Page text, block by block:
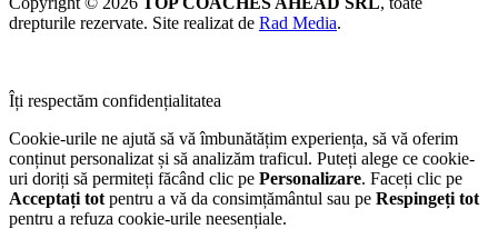
drepturile rezervate. Site realizat de Rad Media.
Îți respectăm confidențialitatea
Cookie-urile ne ajută să vă îmbunătățim experiența, să vă oferim
conținut personalizat și să analizăm traficul. Puteți alege ce cookie-
uri doriți să permiteți făcând clic pe Personalizare. Faceți clic pe
Acceptați tot pentru a vă da consimțământul sau pe Respingeți tot
pentru a refuza cookie-urile neesențiale.